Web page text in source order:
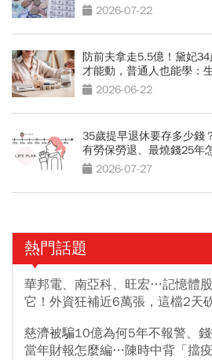
2026-07-22
防前夫拿走5.5億！黛妃
才能動，普通人也能學：
2026-06-22
35歲提早退休要存多少錢
有勞保勞退、最燒錢25年
光存款
2026-07-27
熱門話題
華邦電、南亞科、旺宏…記憶體
它！外資狂補近6萬張，這檔2天
慈濟被騙10億為何5年不報警、錢
當年財報怎麼編…陳時中背「擋